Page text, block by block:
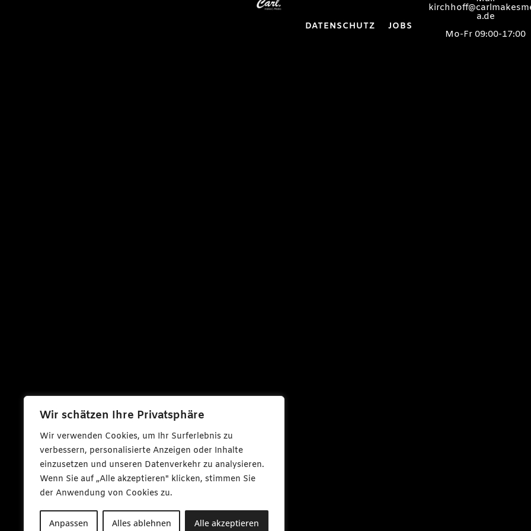
Wir schätzen Ihre Privatsphäre
Wir verwenden Cookies, um Ihr Surferlebnis zu
verbessern, personalisierte Anzeigen oder Inhalte
einzusetzen und unseren Datenverkehr zu analysieren.
Wenn Sie auf „Alle akzeptieren" klicken, stimmen Sie
der Anwendung von Cookies zu.
Anpassen Alles ablehnen Alle akzeptieren
DATENSCHUTZ JOBS
a.de
Mo-Fr 09:00-17:00